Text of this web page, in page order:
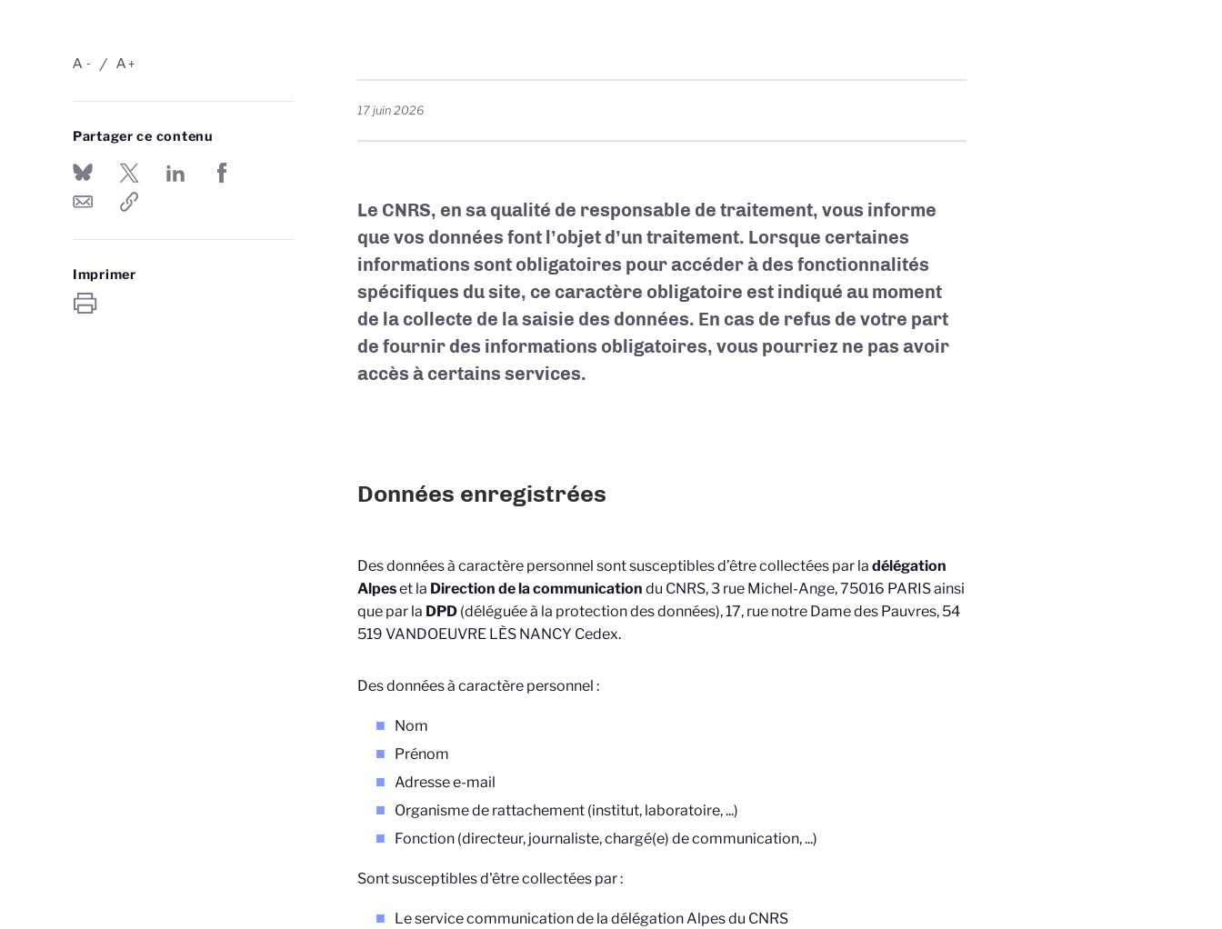
-
A +
A
Partager ce contenu
Imprimer
17 juin 2026
Le CNRS, en sa qualité de responsable de traitement, vous informe
que vos données font l’objet d’un traitement. Lorsque certaines
informations sont obligatoires pour accéder à des fonctionnalités
spécifiques du site, ce caractère obligatoire est indiqué au moment
de la collecte de la saisie des données. En cas de refus de votre part
de fournir des informations obligatoires, vous pourriez ne pas avoir
accès à certains services.
Données enregistrées
Des données à caractère personnel sont susceptibles d’être collectées par la délégation
Alpeset la Direction de la communication du CNRS, 3 rue Michel-Ange, 75016 PARIS ainsi
que par la DPD (déléguée à la protection des données), 17, rue notre Dame des Pauvres, 54
519 VANDOEUVRE LÈS NANCY Cedex.
Des données à caractère personnel :
Nom
Prénom
Adresse e-mail
Organisme de rattachement (institut, laboratoire, ...)
Fonction (directeur, journaliste, chargé(e) de communication, ...)
Sont susceptibles d'être collectées par :
Le service communication de la délégation Alpes du CNRS